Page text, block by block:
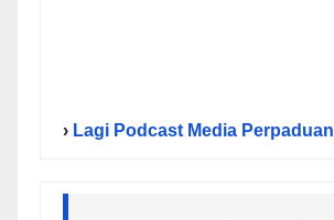
› Lagi Podcast Media Perpaduan